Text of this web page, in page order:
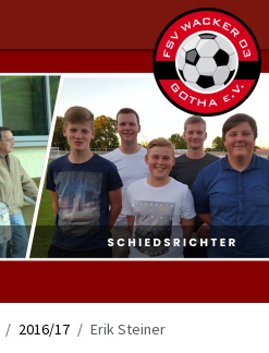
2016/17 Erik Steiner